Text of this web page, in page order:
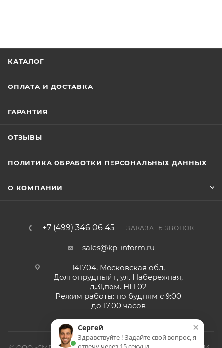
КАТАЛОГ
ОПЛАТА И ДОСТАВКА
ГАРАНТИЯ
ОТЗЫВЫ
ПОЛИТИКА ОБРАБОТКИ ПЕРСОНАЛЬНЫХ ДАННЫХ
О КОМПАНИИ
+7 (499) 346 06 45 ЗАКАЗАТЬ ЗВОНОК
sales@kp-inform.ru
141704, Московская обл,
Долгопрудный г, ул. Набережная,
д.31,пом. НП 02
Режим работы: по будням с 9:00
до 17:00 часов
×
Сергей
Здравствуйте ! Задайте свой вопрос, я
отвечу через 15 секунд